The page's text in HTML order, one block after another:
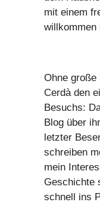
mit einem
willkommen
Ohne große
Cerdà den
Besuchs:
Blog über
letzter
schreiben
mein
Geschichte
schnell ins